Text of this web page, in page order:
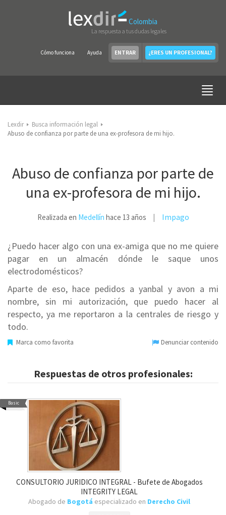
Colombia
La respuesta a tus dudas legales
Cómo funciona Ayuda ENTRAR ¿ERES UN PROFESIONAL?
Lexdir
Busca información legal
Abuso de confianza por parte de una ex-profesora de mi hijo.
Abuso de confianza por parte de
una ex-profesora de mi hijo.
Realizada en Medellín hace 13 años Impago
¿Puedo hacer algo con una ex-amiga que no me quiere
pagar en un almacén dónde le saque unos
electrodomésticos?
Aparte de eso, hace pedidos a yanbal y avon a mi
nombre, sin mi autorización, que puedo hacer al
respecto, ya me reportaron a la centrales de riesgo y
todo.
Marca como favorita Denunciar contenido
Respuestas de otros profesionales:
Basic
CONSULTORIO JURIDICO INTEGRAL - Bufete de Abogados
INTEGRITY LEGAL
Abogado de Bogotá especializado en Derecho Civil